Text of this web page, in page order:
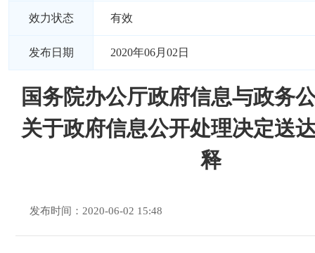
效力状态 有效
发布日期 2020年06月02日
国务院办公厅政府信息与政务
关于政府信息公开处理决定送
释
发布时间：2020-06-02 15:48